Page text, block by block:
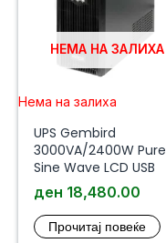
НЕМА НА ЗАЛИХА
Нема на залиха
UPS Gembird
3000VA/2400W Pure
Sine Wave LCD USB
ден 18,480.00
Прочитај повеќе